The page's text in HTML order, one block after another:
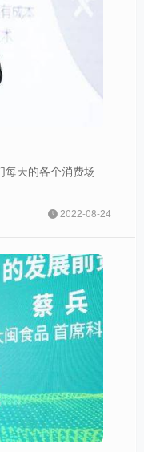
每天的各个消费场
2022-08-24